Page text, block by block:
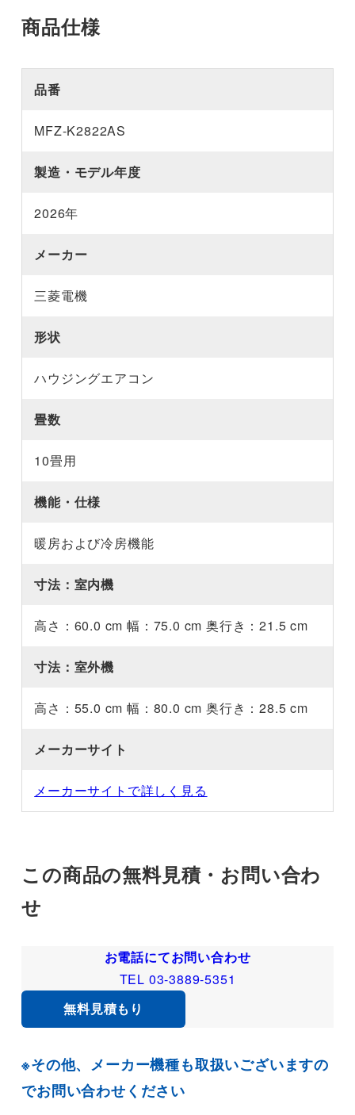
商品仕様
品番
MFZ-K2822AS
製造・モデル年度
2026年
メーカー
三菱電機
形状
ハウジングエアコン
畳数
10畳用
機能・仕様
暖房および冷房機能
寸法：室内機
高さ：60.0 cm 幅：75.0 cm 奥行き：21.5 cm
寸法：室外機
高さ：55.0 cm 幅：80.0 cm 奥行き：28.5 cm
メーカーサイト
メーカーサイトで詳しく見る
この商品の無料見積・お問い合わ
せ
お電話にてお問い合わせ
TEL 03-3889-5351
無料見積もり
※その他、メーカー機種も取扱いございますの
でお問い合わせください